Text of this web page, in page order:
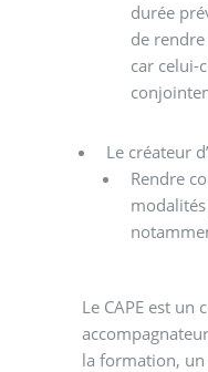
durée
de
car celui-
Le créateur
Rendre
Le CAPE est
la formation,
crÃ©ateur
CAPE, c’est